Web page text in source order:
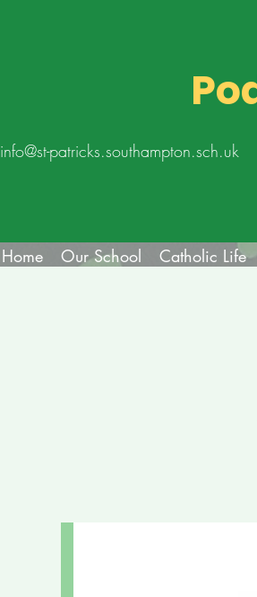
info@st-patricks.southampton.sch.uk
Home Our School Catholic Life